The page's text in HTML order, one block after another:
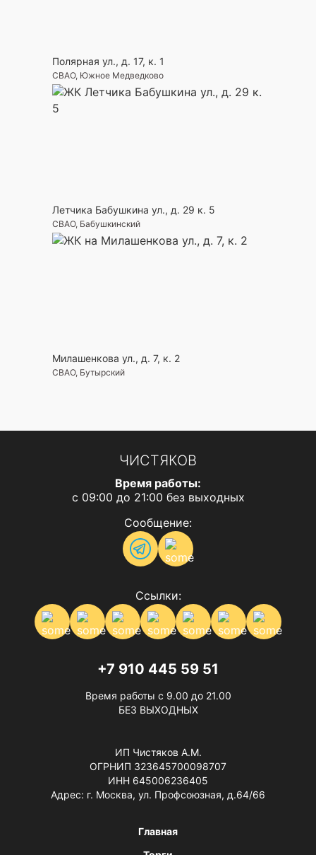
Полярная ул., д. 17, к. 1
СВАО, Южное Медведково
Летчика Бабушкина ул., д. 29 к. 5
СВАО, Бабушкинский
Милашенкова ул., д. 7, к. 2
СВАО, Бутырский
ЧИСТЯКОВ
Время работы:
с 09:00 до 21:00 без выходных
Сообщение:
Ссылки:
+7 910 445 59 51
Время работы с 9.00 до 21.00
БЕЗ ВЫХОДНЫХ
ИП Чистяков А.М.
ОГРНИП 323645700098707
ИНН 645006236405
Адрес: г. Москва, ул. Профсоюзная, д.64/66
Главная